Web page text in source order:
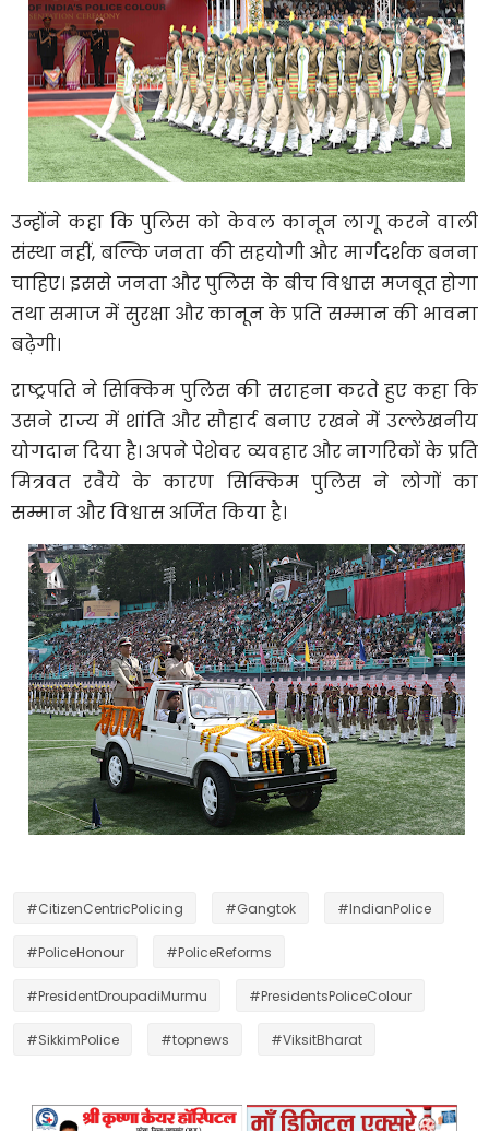
उन्होंने कहा कि पुलिस को केवल कानून लागू करने वाली
संस्था नहीं, बल्कि जनता की सहयोगी और मार्गदर्शक बनना
चाहिए। इससे जनता और पुलिस के बीच विश्वास मजबूत होगा
तथा समाज में सुरक्षा और कानून के प्रति सम्मान की भावना
बढ़ेगी।
राष्ट्रपति ने सिक्किम पुलिस की सराहना करते हुए कहा कि
उसने राज्य में शांति और सौहार्द बनाए रखने में उल्लेखनीय
योगदान दिया है। अपने पेशेवर व्यवहार और नागरिकों के प्रति
मित्रवत रवैये के कारण सिक्किम पुलिस ने लोगों का
सम्मान और विश्वास अर्जित किया है।
#CitizenCentricPolicing #Gangtok #IndianPolice
#PoliceHonour #PoliceReforms
#PresidentDroupadiMurmu #PresidentsPoliceColour
#SikkimPolice #topnews #ViksitBharat